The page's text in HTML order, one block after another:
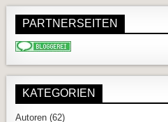
PARTNERSEITEN
KATEGORIEN
Autoren (62)